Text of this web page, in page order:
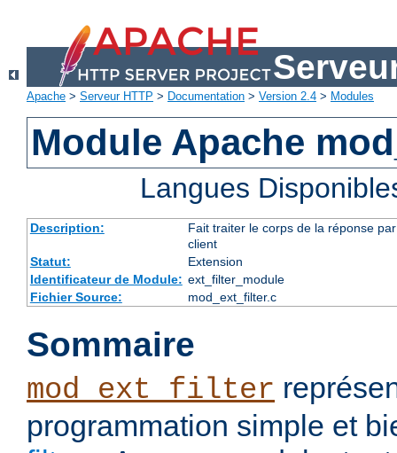
Apache > Serveur HTTP > Documentation > Version 2.4 > Modules
Module Apache
Langues
Description:
Fait traiter le corps de la réponse
client
Statut:
Extension
Identificateur de Module: ext_filter_module
Fichier Source:
mod_ext_filter.c
Sommaire
mod_ext_filter
programmation simple et